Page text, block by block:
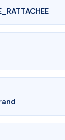
AC6566863
Ferrand